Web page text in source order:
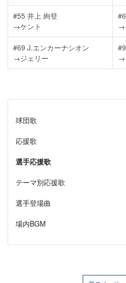
#55 井上 絢登
→ケント
→
#69 J.エンカーナシオン
→ジェリー
→
球団歌
応援歌
選手応援歌
テーマ別応援歌
選手登場曲
場内BGM